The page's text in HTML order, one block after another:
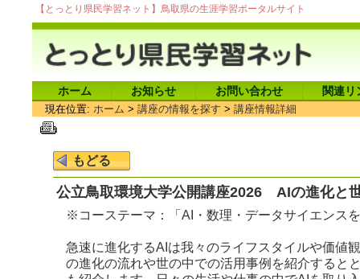
【とっとり県民学習ネット】鳥取県の生涯学習ポータルサイト
ホーム お知らせ お問い合わせ 関連リ
現在位置: ホーム > 講座の情報を探す > 講座情報詳細
公立鳥取環境大学公開講座2026 AIの進化
※コーステーマ：「AI・数理・データサイエンス
急速に進化するAIは我々のライフスタイルや価値
の進化の流れや世の中での活用事例を紹介すると